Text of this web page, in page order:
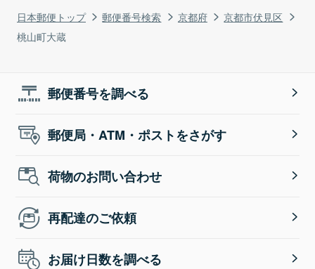
日本郵便トップ 郵便番号検索 京都府
京都市伏見区
桃山町大蔵
郵便番号を調べる
郵便局・ATM・ポストをさがす
荷物のお問い合わせ
再配達のご依頼
お届け日数を調べる